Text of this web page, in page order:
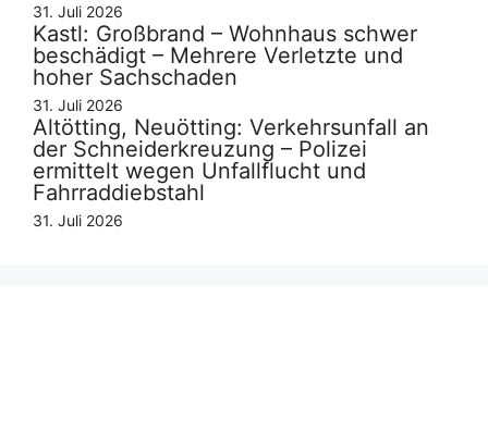
31. Juli 2026
Kastl: Großbrand – Wohnhaus schwer
beschädigt – Mehrere Verletzte und
hoher Sachschaden
31. Juli 2026
Altötting, Neuötting: Verkehrsunfall an
der Schneiderkreuzung – Polizei
ermittelt wegen Unfallflucht und
Fahrraddiebstahl
31. Juli 2026